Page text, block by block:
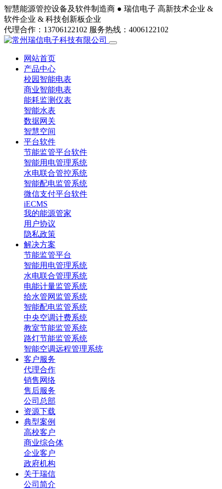
智慧能源管控设备及软件制造商 ● 瑞信电子 高新技术企业 &
软件企业 & 科技创新板企业
代理合作：13706122102 服务热线：4006122102
网站首页
产品中心
校园智能电表
商业智能电表
能耗监测仪表
智能水表
数据网关
智慧空间
平台软件
节能监管平台软件
智能用电管理系统
水电联合管控系统
智能配电监管系统
微信支付平台软件
iECMS
我的能源管家
用户协议
隐私政策
解决方案
节能监管平台
智能用电管理系统
水电联合管理系统
电能计量监管系统
给水管网监管系统
智能配电监管系统
中央空调计费系统
教室节能监管系统
路灯节能监管系统
智能空调远程管理系统
客户服务
代理合作
销售网络
售后服务
公司总部
资源下载
典型案例
高校客户
商业综合体
企业客户
政府机构
关于瑞信
公司简介